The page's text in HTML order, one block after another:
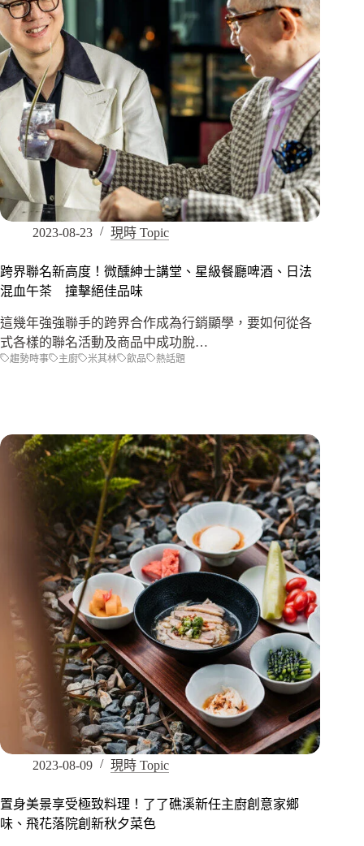
2023-08-23 現時 Topic
跨界聯名新高度！微醺紳士講堂、星級餐廳啤酒、日法
混血午茶 撞擊絕佳品味
這幾年強強聯手的跨界合作成為行銷顯學，要如何從各
式各樣的聯名活動及商品中成功脫…
趨勢時事 主廚 米其林 飲品 熱話題
2023-08-09 現時 Topic
置身美景享受極致料理！了了礁溪新任主廚創意家鄉
味、飛花落院創新秋夕菜色